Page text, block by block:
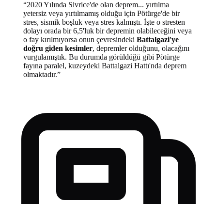
“2020 Yılında Sivrice'de olan deprem... yırtılma
yetersiz veya yırtılmamış olduğu için Pötürge'de bir
stres, sismik boşluk veya stres kalmıştı. İşte o stresten
dolayı orada bir 6,5'luk bir depremin olabileceğini veya
o fay kırılmıyorsa onun çevresindeki Battalgazi'ye
doğru giden kesimler, depremler olduğunu, olacağını
vurgulamıştık. Bu durumda görüldüğü gibi Pötürge
fayına paralel, kuzeydeki Battalgazi Hattı'nda deprem
olmaktadır.”